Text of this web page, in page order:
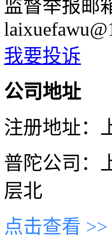
监督举报邮
我要投诉
公司地址
注册地址：
普陀公司：
层北
点击查看 >>